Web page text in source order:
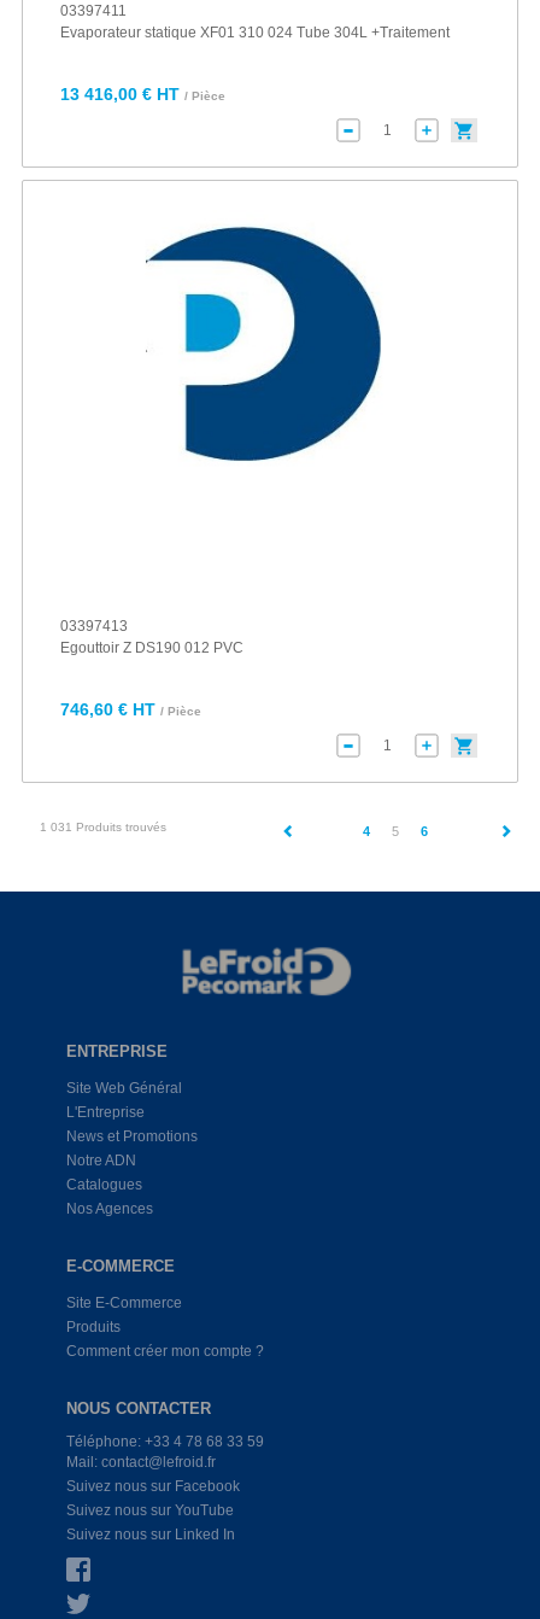
03397411
Evaporateur statique XF01 310 024 Tube 304L +Traitement
13 416,00 € HT / Pièce
03397413
Egouttoir Z DS190 012 PVC
746,60 € HT / Pièce
1 031 Produits trouvés 4 5(current)
6
ENTREPRISE
Site Web Général
L'Entreprise
News et Promotions
Notre ADN
Catalogues
Nos Agences
E-COMMERCE
Site E-Commerce
Produits
Comment créer mon compte ?
NOUS CONTACTER
Téléphone: +33 4 78 68 33 59
Mail: contact@lefroid.fr
Suivez nous sur Facebook
Suivez nous sur YouTube
Suivez nous sur Linked In